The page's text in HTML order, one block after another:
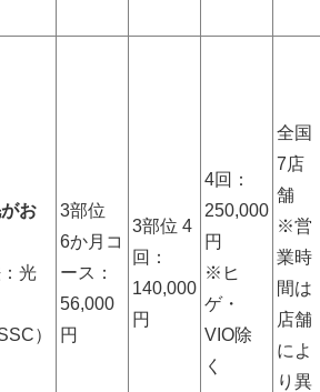
お
光
）
3部位
6か月コ
ース：
56,000
円
3部位 4
回：
140,000
円
4回：
250,000
円
※ヒ
ゲ・
VIO除
く
全国
7店
舗
※営
業時
間は
店舗
によ
り異